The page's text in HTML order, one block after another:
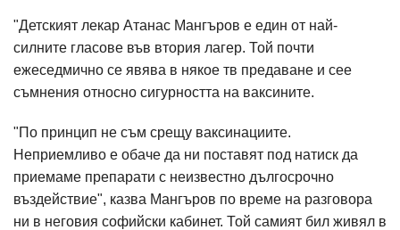
"Детският лекар Атанас Мангъров е един от най-
силните гласове във втория лагер. Той почти
ежеседмично се явява в някое тв предаване и сее
съмнения относно сигурността на ваксините.
"По принцип не съм срещу ваксинациите.
Неприемливо е обаче да ни поставят под натиск да
приемаме препарати с неизвестно дългосрочно
въздействие", казва Мангъров по време на разговора
ни в неговия софийски кабинет. Той самият бил живял в